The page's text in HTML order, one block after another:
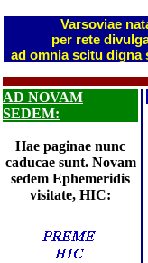
Varsoviae
per rete
ad omnia scitu digna
AD NOVAM
SEDEM:
Hae paginae nunc
caducae sunt. Novam
sedem Ephemeridis
visitate, HIC: